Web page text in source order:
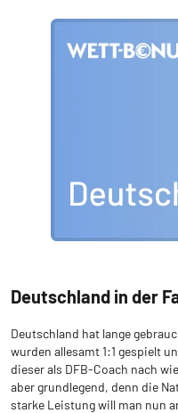
Deutschland in der
Deutschland hat lange
wurden allesamt 1:1 gespielt
dieser als DFB-Coach nach
aber grundlegend, denn die
starke Leistung will man nun